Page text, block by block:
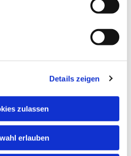
Details zeigen
zulassen
erlauben
Sie auch